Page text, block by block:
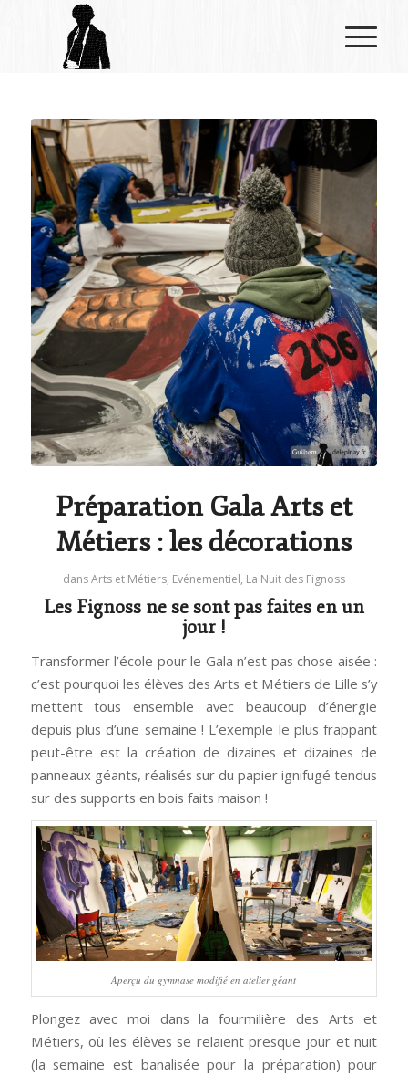
Préparation Gala Arts et
Métiers : les décorations
dansArts et Métiers, Evénementiel, La Nuit des Fignoss
Les Fignoss ne se sont pas faites en un
jour !
Transformer l’école pour le Gala n’est pas chose aisée :
c’est pourquoi les élèves des Arts et Métiers de Lille s’y
mettent tous ensemble avec beaucoup d’énergie
depuis plus d’une semaine ! L’exemple le plus frappant
peut-être est la création de dizaines et dizaines de
panneaux géants, réalisés sur du papier ignifugé tendus
sur des supports en bois faits maison !
Aperçu du gymnase modifié en atelier géant
Plongez avec moi dans la fourmilière des Arts et
Métiers, où les élèves se relaient presque jour et nuit
(la semaine est banalisée pour la préparation) pour